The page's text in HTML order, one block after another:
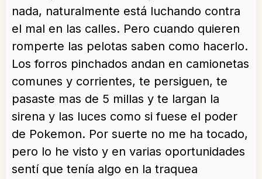
nada, naturalmente está luchando contra
el mal en las calles. Pero cuando quieren
romperte las pelotas saben como hacerlo.
Los forros pinchados andan en camionetas
comunes y corrientes, te persiguen, te
pasaste mas de 5 millas y te largan la
sirena y las luces como si fuese el poder
de Pokemon. Por suerte no me ha tocado,
pero lo he visto y en varias oportunidades
sentí que tenía algo en la traquea